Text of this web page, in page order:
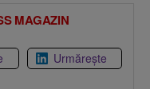
MAGAZIN
Urmărește